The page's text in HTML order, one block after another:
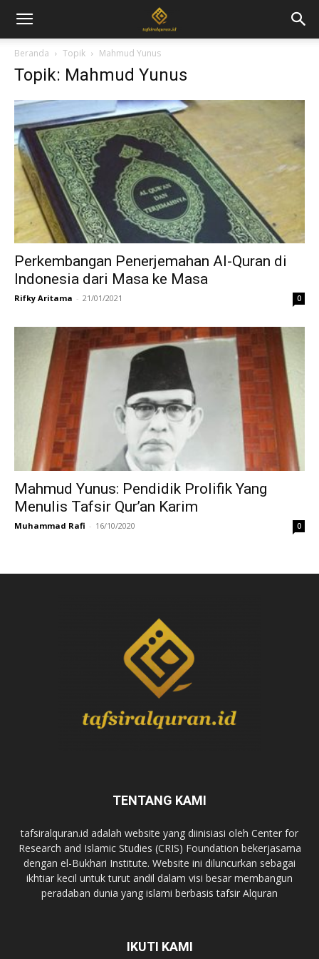
Beranda Topik Mahmud Yunus
Topik: Mahmud Yunus
Perkembangan Penerjemahan Al-Quran di
Indonesia dari Masa ke Masa
Rifky Aritama - 21/01/2021 0
Mahmud Yunus: Pendidik Prolifik Yang
Menulis Tafsir Qur’an Karim
Muhammad Rafi - 16/10/2020 0
TENTANG KAMI
tafsiralquran.id adalah website yang diinisiasi oleh Center for
Research and Islamic Studies (CRIS) Foundation bekerjasama
dengan el-Bukhari Institute. Website ini diluncurkan sebagai
ikhtiar kecil untuk turut andil dalam visi besar membangun
peradaban dunia yang islami berbasis tafsir Alquran
IKUTI KAMI